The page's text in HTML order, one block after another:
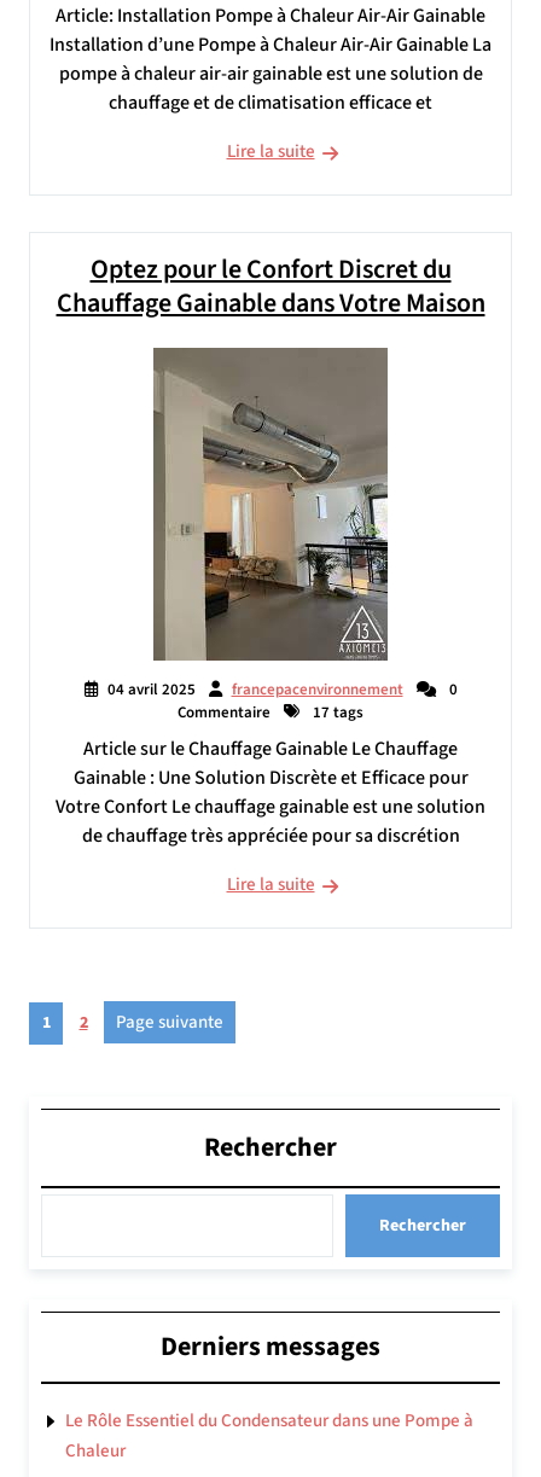
Article: Installation Pompe à Chaleur Air-Air Gainable
Installation d’une Pompe à Chaleur Air-Air Gainable La
pompe à chaleur air-air gainable est une solution de
chauffage et de climatisation efficace et
Lire la suite
Optez pour le Confort Discret du
Chauffage Gainable dans Votre Maison
04 avril 2025 francepacenvironnement
0
Commentaire
17 tags
Article sur le Chauffage Gainable Le Chauffage
Gainable : Une Solution Discrète et Efficace pour
Votre Confort Le chauffage gainable est une solution
de chauffage très appréciée pour sa discrétion
Lire la suite
Pagination
des
Page
1
Page
2 Page suivante
Rechercher
Rechercher
Derniers messages
Le Rôle Essentiel du Condensateur dans une Pompe à
Chaleur